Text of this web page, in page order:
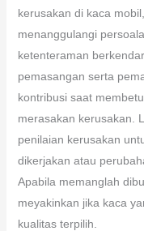
kerusakan di kaca
menanggulangi
ketenteraman
pemasangan serta
kontribusi saat
merasakan kerusakan.
penilaian kerusakan
dikerjakan atau
Apabila memanglah
meyakinkan jika kaca
kualitas terpilih.